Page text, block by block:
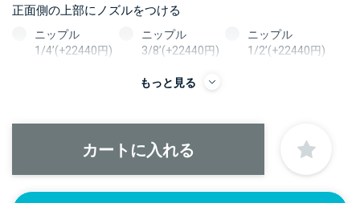
正面側の上部にノズルをつける
ニップル
1/4’(+22440円)
ニップル
3/8’(+22440円)
ニップル
1/2’(+22440円)
ソケット
3/8’(+22440円)
もっと見る